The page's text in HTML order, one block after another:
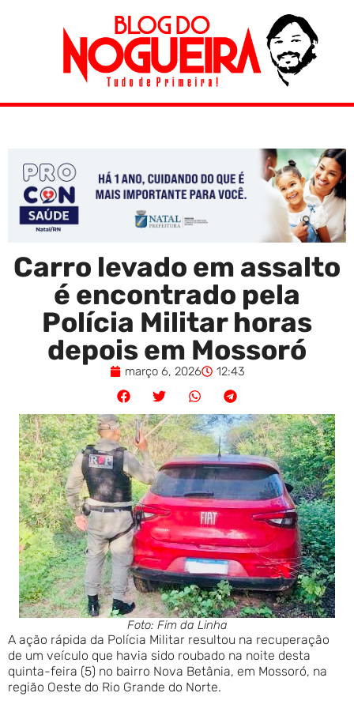
Carro levado em assalto
é encontrado pela
Polícia Militar horas
depois em Mossoró
março 6, 2026 12:43
Foto: Fim da Linha
A ação rápida da Polícia Militar resultou na recuperação
de um veículo que havia sido roubado na noite desta
quinta-feira (5) no bairro Nova Betânia, em Mossoró, na
região Oeste do Rio Grande do Norte.